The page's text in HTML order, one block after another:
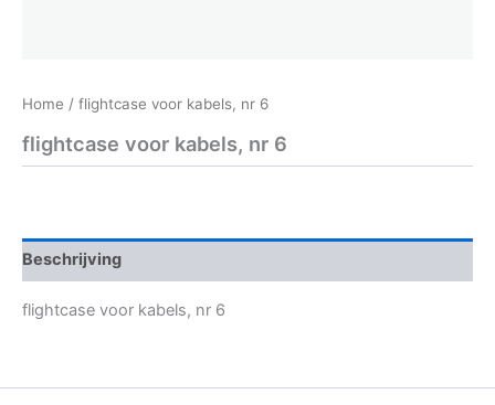
Home / flightcase voor kabels, nr 6
flightcase voor kabels, nr 6
Beschrijving
flightcase voor kabels, nr 6